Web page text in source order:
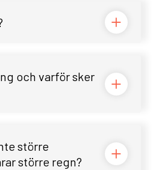
och varför sker
större
klarar större regn?